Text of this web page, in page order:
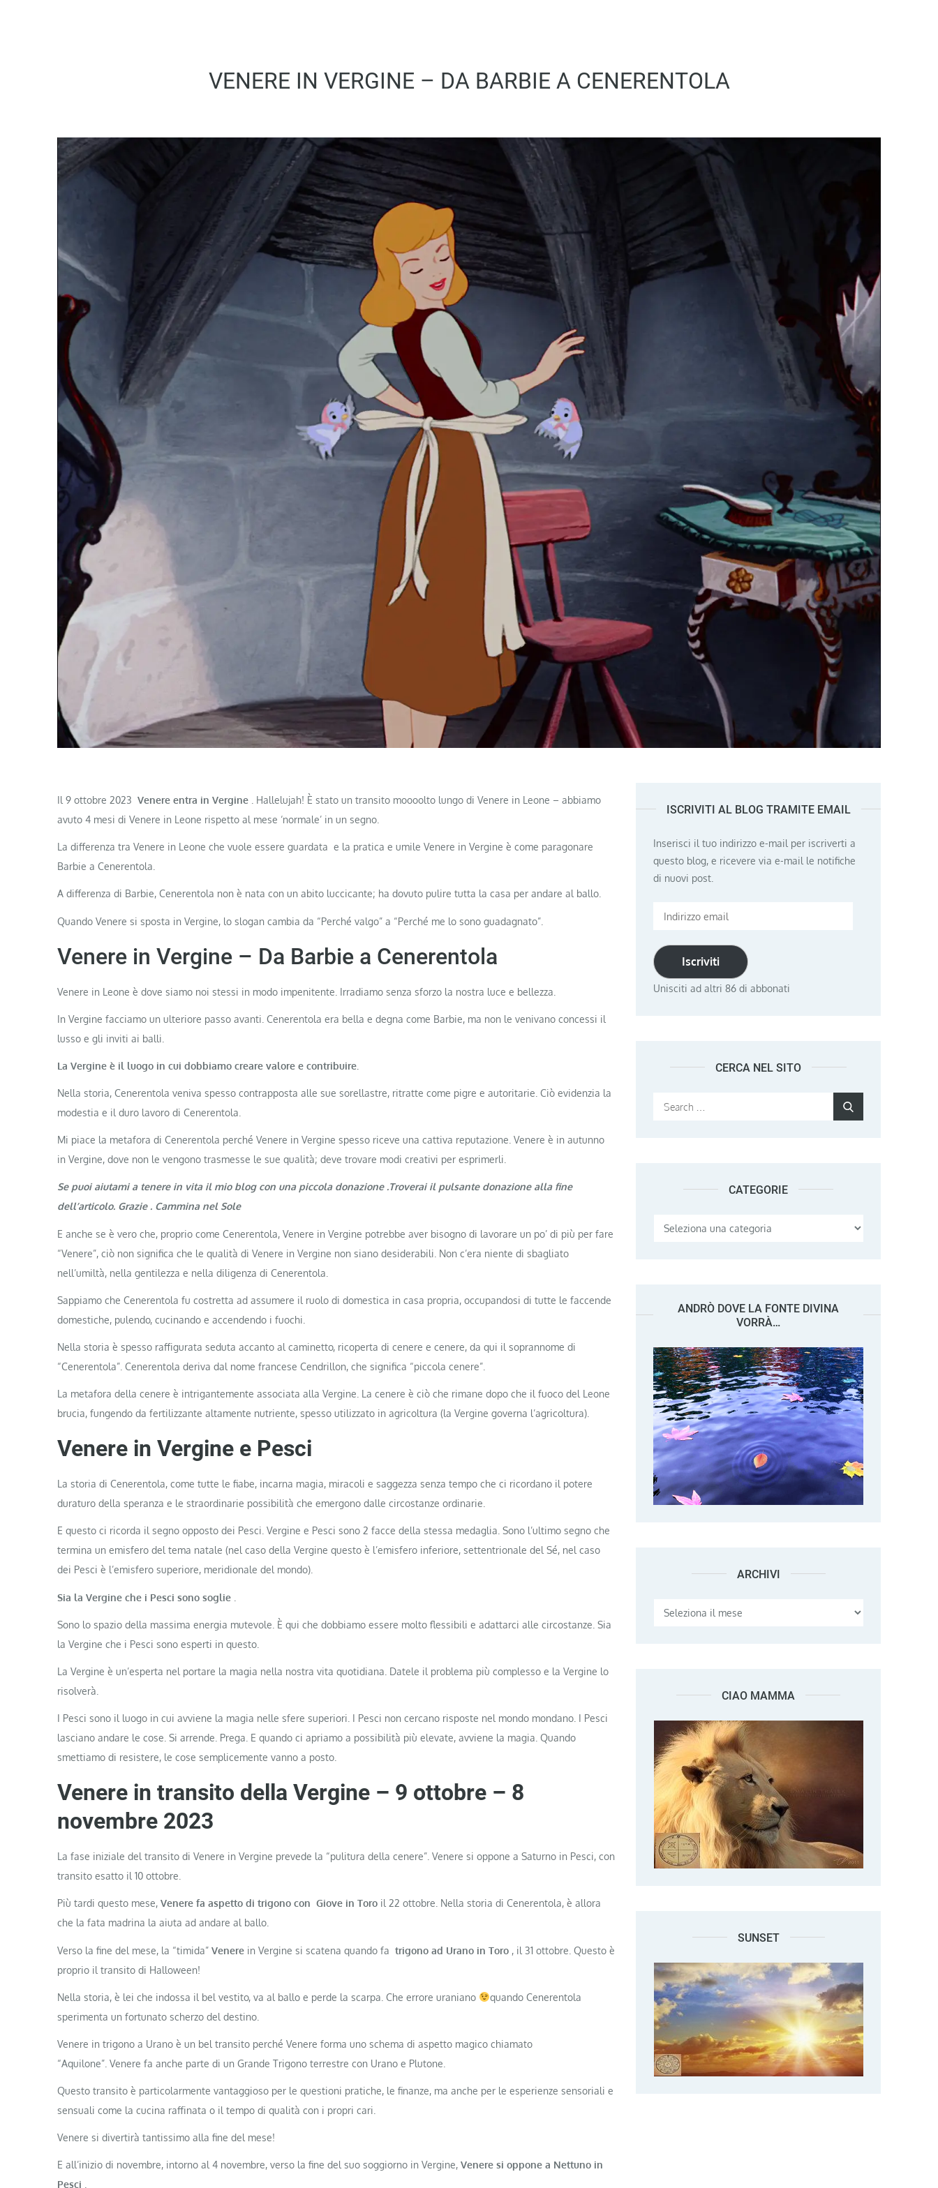
VENERE IN VERGINE – DA BARBIE A CENERENTOLA
Il 9 ottobre 2023 Venere entra in Vergine
. Hallelujah! È stato un transito moooolto lungo di Venere in Leone – abbiamo
avuto 4 mesi di Venere in Leone rispetto al mese ‘normale’ in un segno.
La differenza tra Venere in Leone che vuole essere guardata e la pratica e umile Venere in Vergine è come paragonare
Barbie a Cenerentola.
A differenza di Barbie, Cenerentola non è nata con un abito luccicante; ha dovuto pulire tutta la casa per andare al ballo.
Quando Venere si sposta in Vergine, lo slogan cambia da “Perché valgo” a “Perché me lo sono guadagnato”.
Venere in Vergine – Da Barbie a Cenerentola
Venere in Leone è dove siamo noi stessi in modo impenitente. Irradiamo senza sforzo la nostra luce e bellezza.
In Vergine facciamo un ulteriore passo avanti. Cenerentola era bella e degna come Barbie, ma non le venivano concessi il
lusso e gli inviti ai balli.
La Vergine è il luogo in cui dobbiamo creare valore e contribuire.
Nella storia, Cenerentola veniva spesso contrapposta alle sue sorellastre, ritratte come pigre e autoritarie. Ciò evidenzia la
modestia e il duro lavoro di Cenerentola.
Mi piace la metafora di Cenerentola perché Venere in Vergine spesso riceve una cattiva reputazione. Venere è in autunno
in Vergine, dove non le vengono trasmesse le sue qualità; deve trovare modi creativi per esprimerli.
Se puoi aiutami a tenere in vita il mio blog con una piccola donazione .Troverai il pulsante donazione alla fine
dell’articolo. Grazie . Cammina nel Sole
E anche se è vero che, proprio come Cenerentola, Venere in Vergine potrebbe aver bisogno di lavorare un po’ di più per fare
“Venere”, ciò non significa che le qualità di Venere in Vergine non siano desiderabili. Non c’era niente di sbagliato
nell’umiltà, nella gentilezza e nella diligenza di Cenerentola.
Sappiamo che Cenerentola fu costretta ad assumere il ruolo di domestica in casa propria, occupandosi di tutte le faccende
domestiche, pulendo, cucinando e accendendo i fuochi.
Nella storia è spesso raffigurata seduta accanto al caminetto, ricoperta di cenere e cenere, da qui il soprannome di
“Cenerentola”. Cenerentola deriva dal nome francese Cendrillon, che significa “piccola cenere”.
La metafora della cenere è intrigantemente associata alla Vergine. La cenere è ciò che rimane dopo che il fuoco del Leone
brucia, fungendo da fertilizzante altamente nutriente, spesso utilizzato in agricoltura (la Vergine governa l’agricoltura).
Venere in Vergine e Pesci
La storia di Cenerentola, come tutte le fiabe, incarna magia, miracoli e saggezza senza tempo che ci ricordano il potere
duraturo della speranza e le straordinarie possibilità che emergono dalle circostanze ordinarie.
E questo ci ricorda il segno opposto dei Pesci. Vergine e Pesci sono 2 facce della stessa medaglia. Sono l’ultimo segno che
termina un emisfero del tema natale (nel caso della Vergine questo è l’emisfero inferiore, settentrionale del Sé, nel caso
dei Pesci è l’emisfero superiore, meridionale del mondo).
Sia la Vergine che i Pesci sono soglie
Sono lo spazio della massima energia mutevole. È qui che dobbiamo essere molto flessibili e adattarci alle circostanze. Sia
la Vergine che i Pesci sono esperti in questo.
La Vergine è un’esperta nel portare la magia nella nostra vita quotidiana. Datele il problema più complesso e la Vergine lo
risolverà.
I Pesci sono il luogo in cui avviene la magia nelle sfere superiori. I Pesci non cercano risposte nel mondo mondano. I Pesci
lasciano andare le cose. Si arrende. Prega. E quando ci apriamo a possibilità più elevate, avviene la magia. Quando
smettiamo di resistere, le cose semplicemente vanno a posto.
Venere in transito della Vergine – 9 ottobre – 8
novembre 2023
La fase iniziale del transito di Venere in Vergine prevede la “pulitura della cenere”. Venere si oppone a Saturno in Pesci, con
transito esatto il 10 ottobre.
Più tardi questo mese, Venere fa aspetto di trigono con Giove in Toro il 22 ottobre. Nella storia di Cenerentola, è allora
che la fata madrina la aiuta ad andare al ballo.
Verso la fine del mese, la “timida” Venere in Vergine si scatena quando fa trigono ad Urano in Toro , il 31 ottobre. Questo è
proprio il transito di Halloween!
Nella storia, è lei che indossa il bel vestito, va al ballo e perde la scarpa. Che errore uraniano
quando Cenerentola
sperimenta un fortunato scherzo del destino.
Venere in trigono a Urano è un bel transito perché Venere forma uno schema di aspetto magico chiamato
“Aquilone”. Venere fa anche parte di un Grande Trigono terrestre con Urano e Plutone.
Questo transito è particolarmente vantaggioso per le questioni pratiche, le finanze, ma anche per le esperienze sensoriali e
sensuali come la cucina raffinata o il tempo di qualità con i propri cari.
Venere si divertirà tantissimo alla fine del mese!
E all’inizio di novembre, intorno al 4 novembre, verso la fine del suo soggiorno in Vergine, Venere si oppone a Nettuno in
Pesci .
ISCRIVITI AL BLOG TRAMITE EMAIL
Inserisci il tuo indirizzo e-mail per iscriverti a
questo blog, e ricevere via e-mail le notifiche
di nuovi post.
Indirizzo
Iscriviti
Unisciti ad altri 86 di abbonati
CERCA NEL SITO
Search
CATEGORIE
Categorie
ANDRÒ DOVE LA FONTE DIVINA
VORRÀ…
ARCHIVI Archivi
CIAO MAMMA
SUNSET